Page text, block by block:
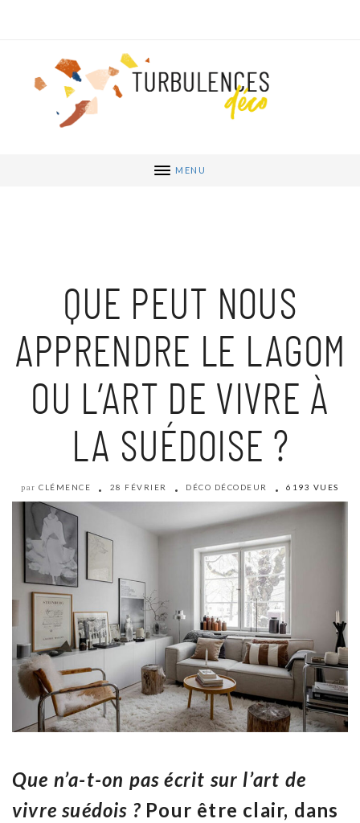
MENU
QUE PEUT NOUS
APPRENDRE LE LAGOM
OU L’ART DE VIVRE À
LA SUÉDOISE ?
par CLÉMENCE 28 FÉVRIER DÉCO DÉCODEUR 6193 VUES
Que n’a-t-on pas écrit sur l’art de
vivre suédois ? Pour être clair, dans